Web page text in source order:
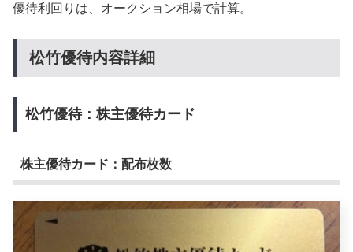
優待利回りは、オークション相場で計算。
松竹優待内容詳細
松竹優待：株主優待カード
株主優待カード：配布枚数